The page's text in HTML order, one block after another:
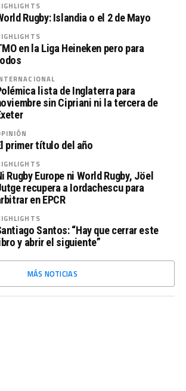
Rugby: Islandia o el 2 de Mayo
en la Liga Heineken pero para
lista de Inglaterra para
sin Cipriani ni la tercera de
primer título del año
Rugby Europe ni World Rugby, Jöel
recupera a Iordachescu para
en EPCR
Santos: “Hay que cerrar este
y abrir el siguiente”
MÁS NOTICIAS